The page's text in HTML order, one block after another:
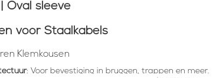
Oval sleeve
voor Staalkabels
Klemkousen
: Voor bevestiging in bruggen, trappen en meer.